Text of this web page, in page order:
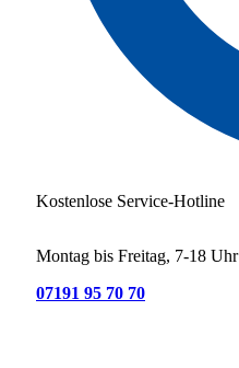
Kostenlose Service-Hotline
Montag bis Freitag, 7-18 Uhr
07191 95 70 70